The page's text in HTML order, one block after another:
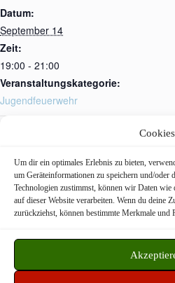
Cookies
Um dir ein optimales Erlebnis zu bieten,
um Geräteinformationen zu speichern und/oder
Technologien zustimmst, können wir Daten
auf dieser Website verarbeiten. Wenn du deine
zurückziehst, können bestimmte Merkmale und
Datum:
September 14
Zeit:
19:00 - 21:00
Veranstaltungskategorie:
Jugendfeuerwehr
Freiwillige Feuerwehr
WordPress Theme by